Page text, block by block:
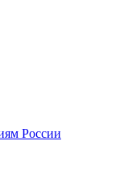
России